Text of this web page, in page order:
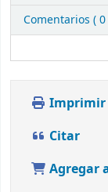
Comentarios ( 0
Imprimir
Citar
Agregar